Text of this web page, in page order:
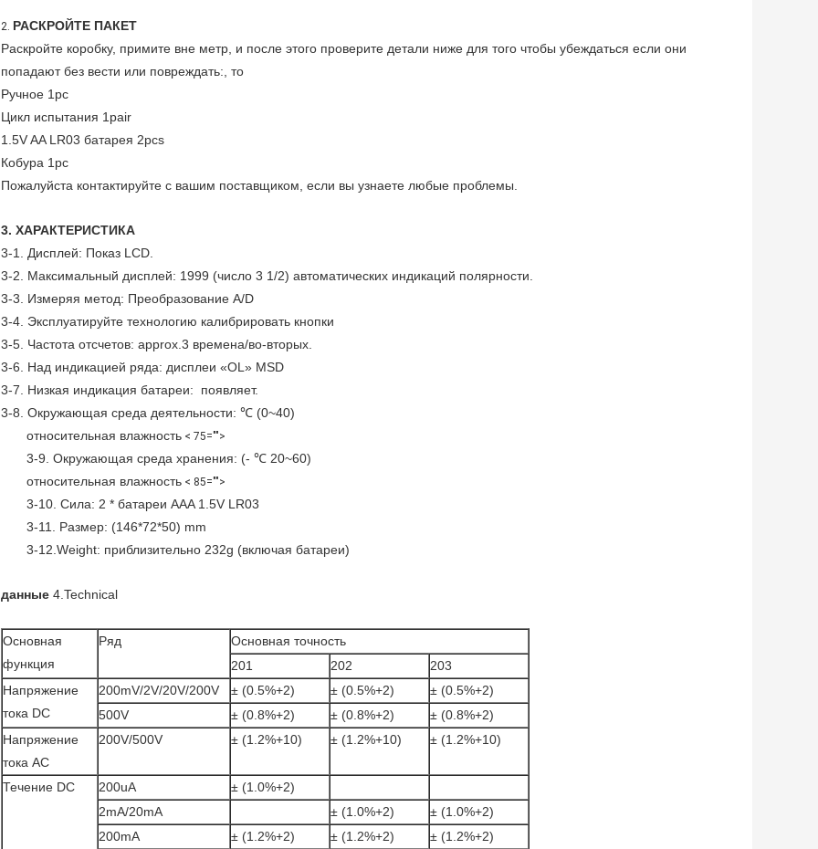
2. РАСКРОЙТЕ ПАКЕТ
Раскройте коробку, примите вне метр, и после этого проверите детали ниже для того чтобы убеждаться если они
попадают без вести или повреждать:, то
Ручное 1pc
Цикл испытания 1pair
1.5V AA LR03 батарея 2pcs
Кобура 1pc
Пожалуйста контактируйте с вашим поставщиком, если вы узнаете любые проблемы.
3. ХАРАКТЕРИСТИКА
3-1. Дисплей: Показ LCD.
3-2. Максимальный дисплей: 1999 (число 3 1/2) автоматических индикаций полярности.
3-3. Измеряя метод: Преобразование A/D
3-4. Эксплуатируйте технологию калибрировать кнопки
3-5. Частота отсчетов: approx.3 времена/во-вторых.
3-6. Над индикацией ряда: дисплеи «OL» MSD
3-7. Низкая индикация батареи: появляет.
3-8. Окружающая среда деятельности: ℃ (0~40)
относительная влажность < 75="">
3-9. Окружающая среда хранения: (- ℃ 20~60)
относительная влажность < 85="">
3-10. Сила: 2 * батареи AAA 1.5V LR03
3-11. Размер: (146*72*50) mm
3-12.Weight: приблизительно 232g (включая батареи)
данные 4.Technical
Основная
функция
Ряд
Основная точность
201
202
203
Напряжение
тока DC
200mV/2V/20V/200V ± (0.5%+2) ± (0.5%+2)
± (0.5%+2)
500V
± (0.8%+2) ± (0.8%+2)
± (0.8%+2)
Напряжение
тока AC
200V/500V ± (1.2%+10) ± (1.2%+10) ± (1.2%+10)
Течение DC 200uA
± (1.0%+2)
2mA/20mA
± (1.0%+2)
± (1.0%+2)
200mA
± (1.2%+2) ± (1.2%+2)
± (1.2%+2)